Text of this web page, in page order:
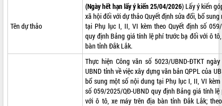
THÔNG TIN CHỈ ĐẠO ĐIỀU HÀNH
HỆ THỐNG VĂN BẢN
Tên dự thảo
(Ngày hết hạn lấy ý kiến 25/04/2026) Lấy ý kiến
xã hội đối với dự thảo Quyết định sửa đổi, bổ
tại Phụ lục I, II, VI kèm theo Quyết định số
quy định Bảng giá tính lệ phí trước bạ đối với ô
bàn tỉnh Đắk Lắk.
Thực hiện Công văn số 5023/UBND-ĐTKT
UBND tỉnh về việc xây dựng văn bản QPPL của
bổ sung một số nội dung tại Phụ lục I, II, VI kèm
số 059/2025/QĐ-UBND quy định Bảng giá tính
với ô tô, xe máy trên địa bàn tỉnh Đắk Lắk;